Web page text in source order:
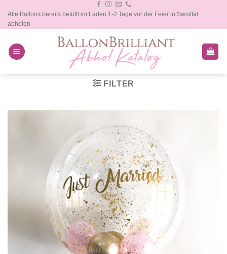
Inhalt
springen
Alle Ballons bereits befüllt im Laden 1-2 Tage vor der Feier in Swisttal
abholen
FILTER